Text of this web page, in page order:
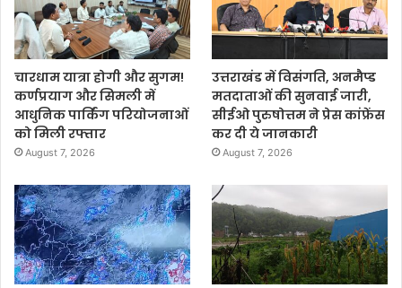
चारधाम यात्रा होगी और सुगम!
कर्णप्रयाग और सिमली में
आधुनिक पार्किंग परियोजनाओं
को मिली रफ्तार
August 7, 2026
उत्तराखंड में विसंगति, अनमैप्ड
मतदाताओं की सुनवाई जारी,
सीईओ पुरुषोत्तम ने प्रेस कांफ्रेंस
कर दी ये जानकारी
August 7, 2026